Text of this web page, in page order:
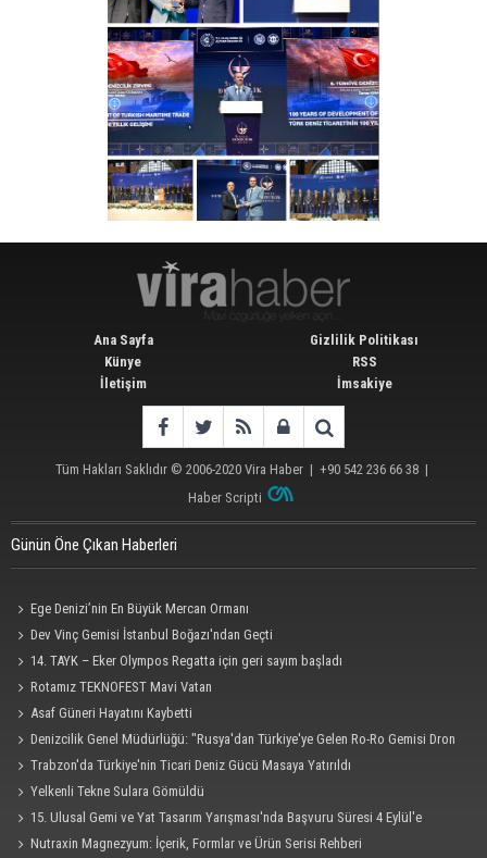
Ana Sayfa
Künye
İletişim
Gizlilik Politikası
RSS
İmsakiye
Tüm Hakları Saklıdır © 2006-2020 Vira Haber | +90 542 236 66 38 |
Haber Scripti
Günün Öne Çıkan Haberleri
Ege Denizi’nin En Büyük Mercan Ormanı
Dev Vinç Gemisi İstanbul Boğazı'ndan Geçti
14. TAYK – Eker Olympos Regatta için geri sayım başladı
Rotamız TEKNOFEST Mavi Vatan
Asaf Güneri Hayatını Kaybetti
Denizcilik Genel Müdürlüğü: "Rusya'dan Türkiye'ye Gelen Ro-Ro Gemisi Dron
Saldırısına Uğradı"
Trabzon'da Türkiye'nin Ticari Deniz Gücü Masaya Yatırıldı
Yelkenli Tekne Sulara Gömüldü
15. Ulusal Gemi ve Yat Tasarım Yarışması'nda Başvuru Süresi 4 Eylül'e
Uzatıldı
Nutraxin Magnezyum: İçerik, Formlar ve Ürün Serisi Rehberi